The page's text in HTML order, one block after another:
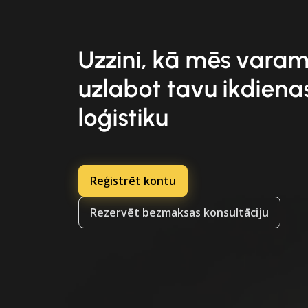
Uzzini, kā mēs
uzlabot tavu
loģistiku
Reģistrēt kontu
Rezervēt bezmaksas konsultāciju